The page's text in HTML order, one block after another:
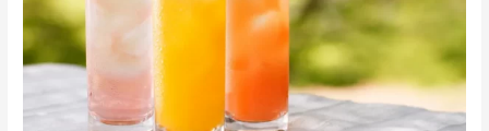
Cocina
Baja